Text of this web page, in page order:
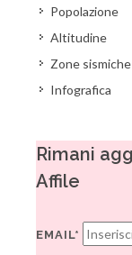
Popolazione
Altitudine
Zone sismiche
Infografica
Rimani
Affile
EMAIL*